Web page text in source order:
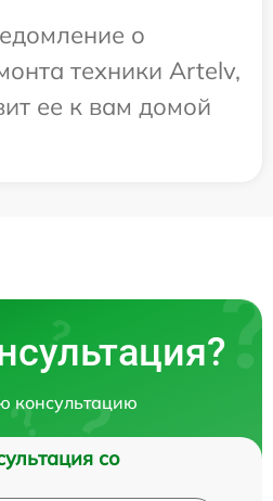
о
техники Artelv,
ее к вам домой
консультацию
со